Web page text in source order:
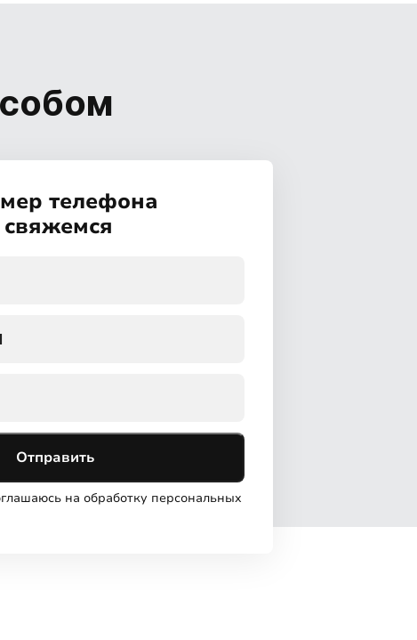
телефона
Отправить
на обработку персональных